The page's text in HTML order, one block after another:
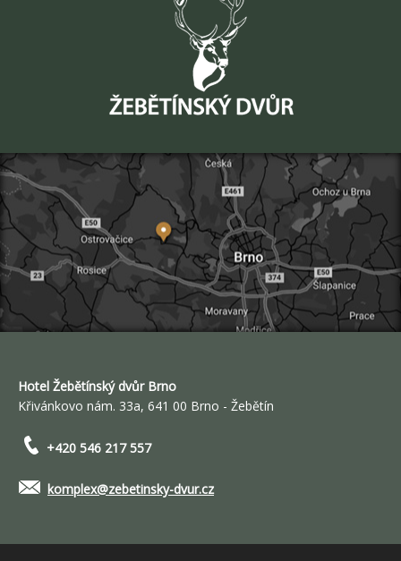
Hotel Žebětínský dvůr Brno
Křivánkovo nám. 33a, 641 00 Brno - Žebětín
+420 546 217 557
komplex@zebetinsky-dvur.cz